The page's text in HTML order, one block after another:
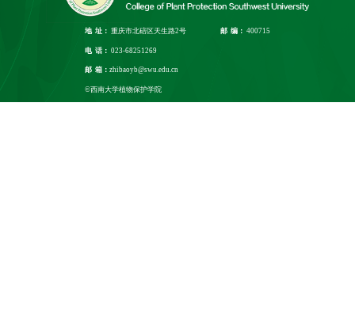
地 址： 重庆市北碚区天生路2号 邮 编： 400715
电 话： 023-68251269
邮 箱：zhibaoyb@swu.edu.cn
©西南大学植物保护学院